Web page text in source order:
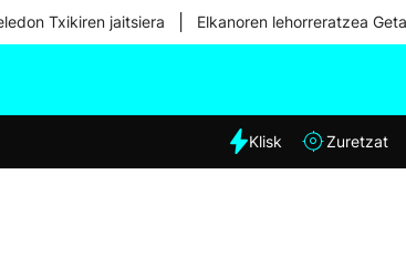
Txikiren jaitsiera Elkanoren lehorreratzea
Eguraldia
Klisk Zuretzat